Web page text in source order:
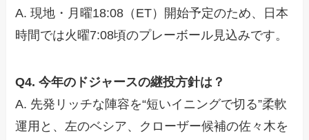
A. 現地・月曜18:08（ET）開始予定のため、日本
時間では火曜7:08頃のプレーボール見込みです。
Q4. 今年のドジャースの継投方針は？
A. 先発リッチな陣容を“短いイニングで切る”柔軟
運用と、左のベシア、クローザー候補の佐々木を